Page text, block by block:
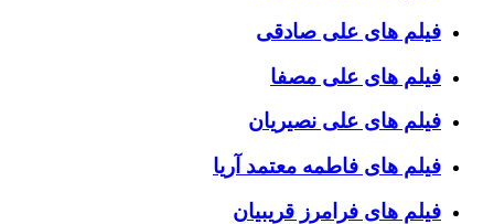
فیلم های علی صادقی
فیلم های علی مصفا
فیلم های علی نصیریان
فیلم های فاطمه معتمد آریا
فیلم های فرامرز قریبیان